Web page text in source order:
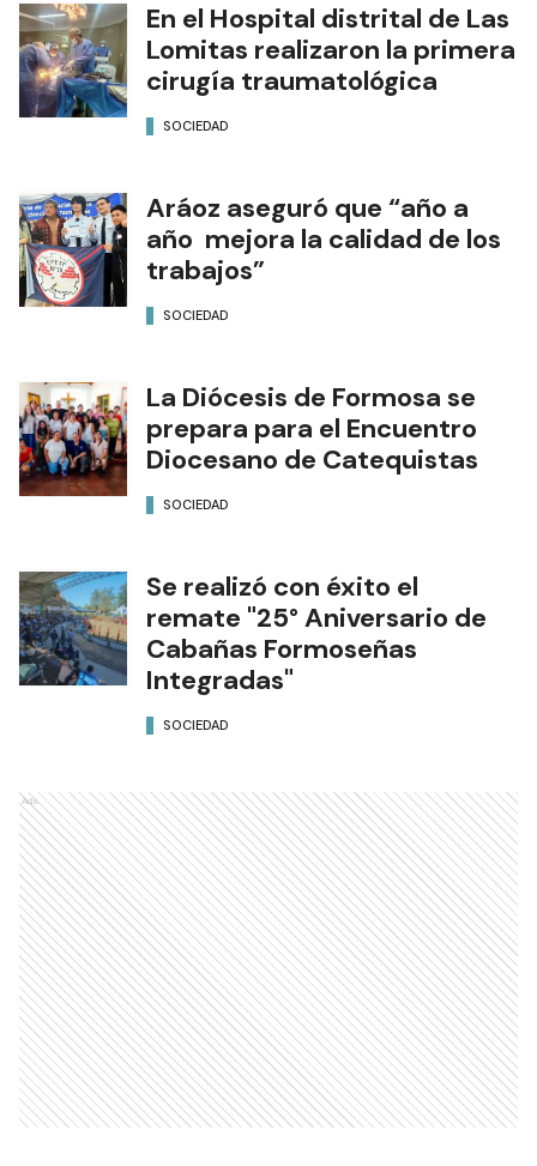
En el Hospital distrital de Las
Lomitas realizaron la primera
cirugía traumatológica
SOCIEDAD
Aráoz aseguró que “año a
año mejora la calidad de los
trabajos”
SOCIEDAD
La Diócesis de Formosa se
prepara para el Encuentro
Diocesano de Catequistas
SOCIEDAD
Se realizó con éxito el
remate "25° Aniversario de
Cabañas Formoseñas
Integradas"
SOCIEDAD
Ads